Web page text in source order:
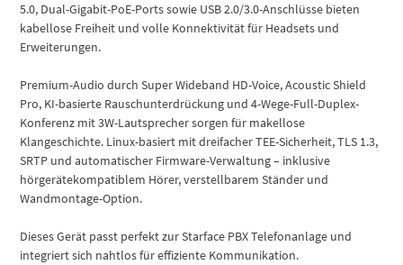
5.0, Dual-Gigabit-PoE-Ports sowie USB 2.0/3.0-Anschlüsse bieten
kabellose Freiheit und volle Konnektivität für Headsets und
Erweiterungen.
Premium-Audio durch Super Wideband HD-Voice, Acoustic Shield
Pro, KI-basierte Rauschunterdrückung und 4-Wege-Full-Duplex-
Konferenz mit 3W-Lautsprecher sorgen für makellose
Klangeschichte. Linux-basiert mit dreifacher TEE-Sicherheit, TLS 1.3,
SRTP und automatischer Firmware-Verwaltung – inklusive
hörgerätekompatiblem Hörer, verstellbarem Ständer und
Wandmontage-Option.
Dieses Gerät passt perfekt zur Starface PBX Telefonanlage und
integriert sich nahtlos für effiziente Kommunikation.